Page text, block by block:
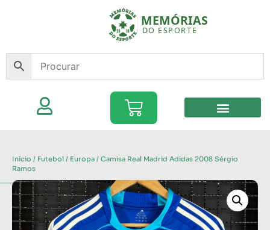
Início / Futebol / Europa / Camisa Real Madrid Adidas 2008 Sérgio
Ramos